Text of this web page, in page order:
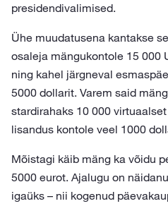
presidendivalimised.
Ühe muudatusena kantakse
osaleja mängukontole 15 000
ning kahel järgneval
5000 dollarit. Varem said
stardirahaks 10 000
lisandus kontole veel 1000
Mõistagi käib mäng ka võidu
5000 eurot. Ajalugu on
igaüks – nii kogenud